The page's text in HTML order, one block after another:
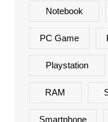
Notebook
PC Game
Playstation
RAM
Smartphone